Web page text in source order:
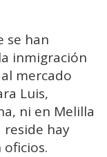
se han
inmigración
mercado
Luis,
ni en Melilla
reside hay
oficios.